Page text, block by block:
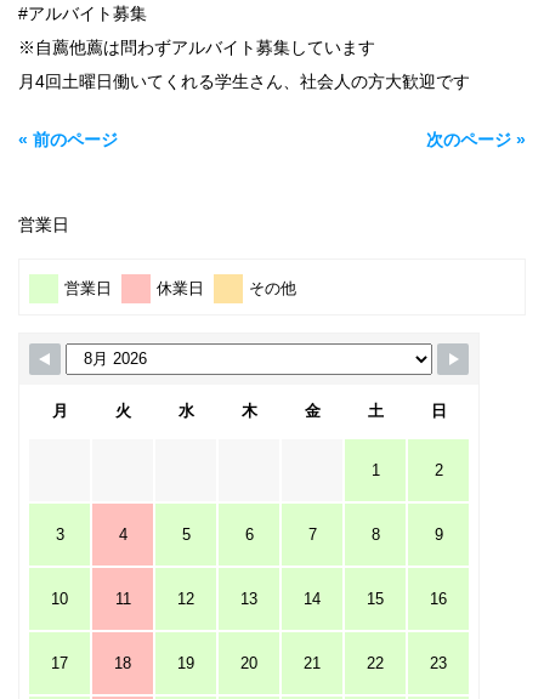
#アルバイト募集
※自薦他薦は問わずアルバイト募集しています
月4回土曜日働いてくれる学生さん、社会人の方大歓迎です
« 前のページ 次のページ »
営業日
営業日 休業日 その他
月 火 水 木 金 土 日
1 2
3 4 5 6 7 8 9
10 11 12 13 14 15 16
17 18 19 20 21 22 23